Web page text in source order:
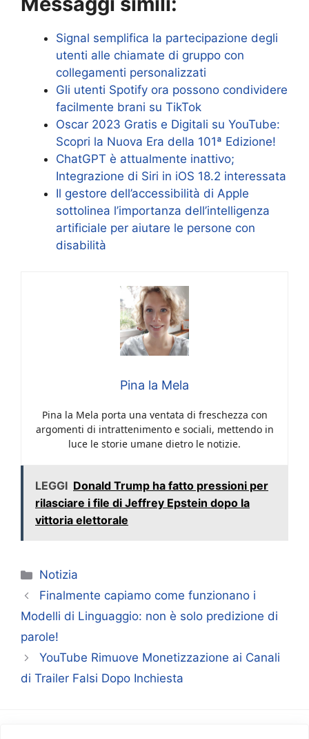
Signal semplifica la partecipazione degli
utenti alle chiamate di gruppo con
collegamenti personalizzati
Gli utenti Spotify ora possono condividere
facilmente brani su TikTok
Oscar 2023 Gratis e Digitali su YouTube:
Scopri la Nuova Era della 101ª Edizione!
ChatGPT è attualmente inattivo;
Integrazione di Siri in iOS 18.2 interessata
Il gestore dell’accessibilità di Apple
sottolinea l’importanza dell’intelligenza
artificiale per aiutare le persone con
disabilità
Pina la Mela
Pina la Mela porta una ventata di freschezza con
argomenti di intrattenimento e sociali, mettendo in
luce le storie umane dietro le notizie.
LEGGI Donald Trump ha fatto pressioni per
rilasciare i file di Jeffrey Epstein dopo la
vittoria elettorale
Categorie
Notizia
Finalmente capiamo come funzionano i
Modelli di Linguaggio: non è solo predizione di
parole!
YouTube Rimuove Monetizzazione ai Canali
di Trailer Falsi Dopo Inchiesta